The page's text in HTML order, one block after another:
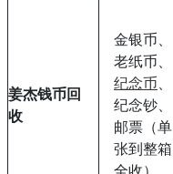
姜杰钱币回
收
金银币、
老纸币、
纪念币、
纪念钞、
邮票（单
张到整箱